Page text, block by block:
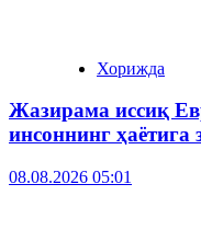
Хорижда
Жазирама иссиқ
инсоннинг ҳаётига
08.08.2026 05:01